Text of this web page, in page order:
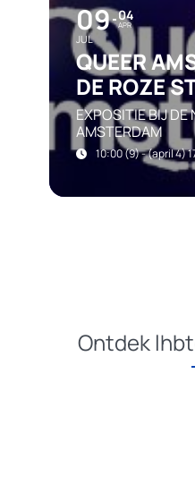
09
JUL
04
APR
QUEER
DE ROZE
EXPOSITIE BIJ DE
AMSTERDAM
10:00 (9) - (april 4)
Ontdek